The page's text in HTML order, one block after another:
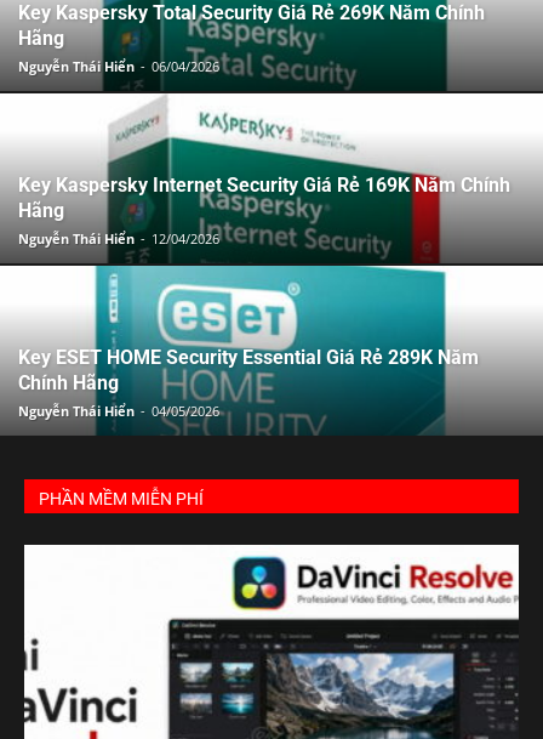
Key Kaspersky Total Security Giá Rẻ 269K Năm Chính
Hãng
Nguyễn Thái Hiển - 06/04/2026
Key Kaspersky Internet Security Giá Rẻ 169K Năm Chính
Hãng
Nguyễn Thái Hiển - 12/04/2026
Key ESET HOME Security Essential Giá Rẻ 289K Năm
Chính Hãng
Nguyễn Thái Hiển - 04/05/2026
PHẦN MỀM MIỄN PHÍ